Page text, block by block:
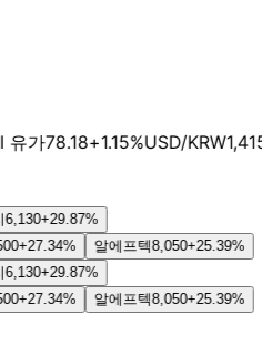
78.18+1.15%USD/KRW1,415.7-
+29.87%
% 알에프텍8,050+25.39%
+29.87%
% 알에프텍8,050+25.39%